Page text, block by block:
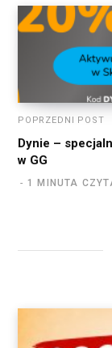
POPRZEDNI POST
Dynie –
w GG
1 MINUTA